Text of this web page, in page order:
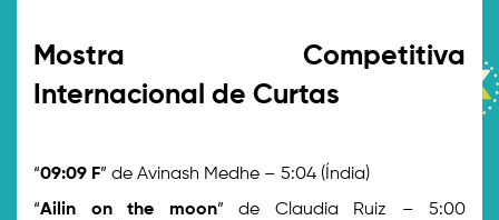
Mostra Competitiva
Internacional de Curtas
“09:09 F” de Avinash Medhe – 5:04 (Índia)
“Ailin on the moon” de Claudia Ruiz – 5:00